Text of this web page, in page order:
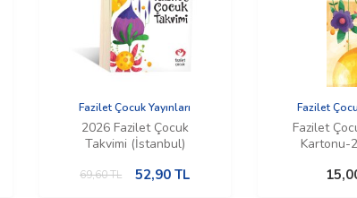
Fazilet Çocuk Yayınları
2026 Fazilet Çocuk
Takvimi (İstanbul)
69,60TL 52,90 TL
Fazilet
Fazilet
Kartonu-